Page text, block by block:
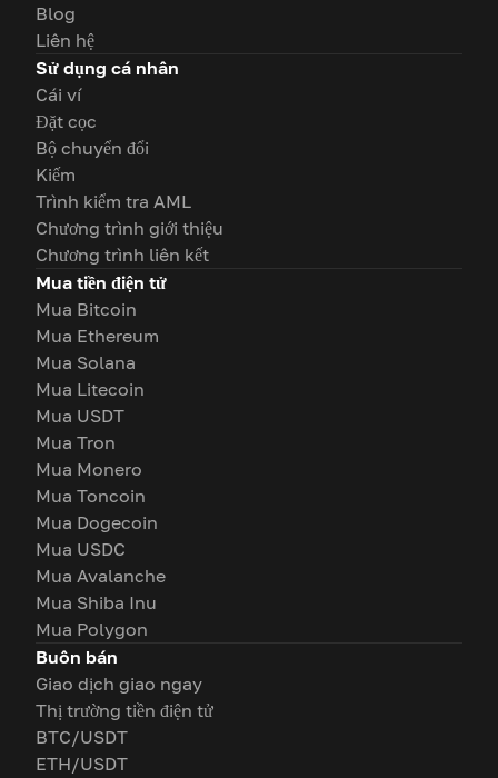
Blog
Liên hệ
Sử dụng cá nhân
Cái ví
Đặt cọc
Bộ chuyển đổi
Kiếm
Trình kiểm tra AML
Chương trình giới thiệu
Chương trình liên kết
Mua tiền điện tử
Mua Bitcoin
Mua Ethereum
Mua Solana
Mua Litecoin
Mua USDT
Mua Tron
Mua Monero
Mua Toncoin
Mua Dogecoin
Mua USDC
Mua Avalanche
Mua Shiba Inu
Mua Polygon
Buôn bán
Giao dịch giao ngay
Thị trường tiền điện tử
BTC/USDT
ETH/USDT